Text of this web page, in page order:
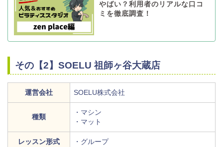
やばい？利用者のリアルな口コ
ミを徹底調査！
その【2】SOELU 祖師ヶ谷大蔵店
運営会社 SOELU株式会社
種類
・マシン
・マット
レッスン形式 ・グループ